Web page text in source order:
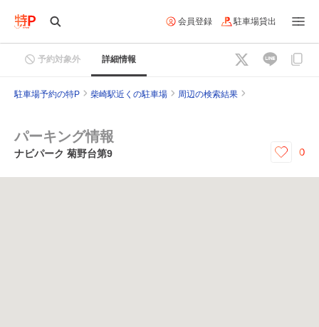
会員登録 駐車場貸出
予約対象外 詳細情報
駐車場予約の特P 柴崎駅近くの駐車場 周辺の検索結果
パーキング情報
ナビパーク 菊野台第9 0